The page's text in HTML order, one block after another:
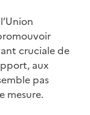
cruciale de
aux
pas
mesure.